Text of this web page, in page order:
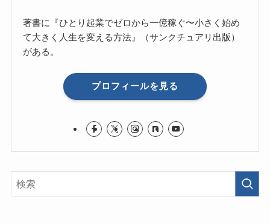
著書に『ひとり起業でゼロから一億稼ぐ〜小さく始め
て大きく人生を変える方法』（サンクチュアリ出版）
がある。
プロフィールを見る